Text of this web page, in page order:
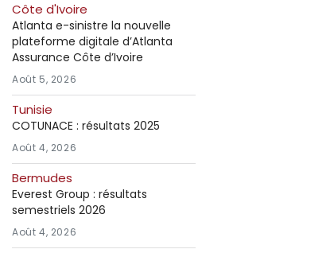
Côte d'Ivoire
Atlanta e-sinistre la nouvelle
plateforme digitale d’Atlanta
Assurance Côte d’Ivoire
Août 5, 2026
Tunisie
COTUNACE : résultats 2025
Août 4, 2026
Bermudes
Everest Group : résultats
semestriels 2026
Août 4, 2026